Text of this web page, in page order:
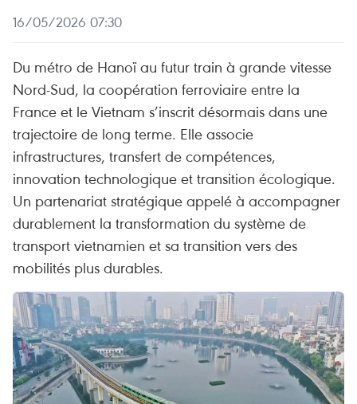
16/05/2026 07:30
Du métro de Hanoï au futur train à grande vitesse
Nord-Sud, la coopération ferroviaire entre la
France et le Vietnam s’inscrit désormais dans une
trajectoire de long terme. Elle associe
infrastructures, transfert de compétences,
innovation technologique et transition écologique.
Un partenariat stratégique appelé à accompagner
durablement la transformation du système de
transport vietnamien et sa transition vers des
mobilités plus durables.